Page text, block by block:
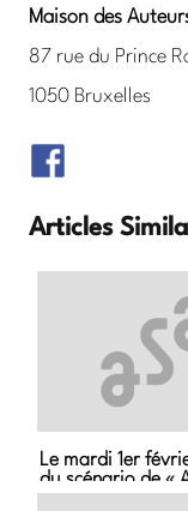
Maison des
87 rue du Prince
1050 Bruxelles
Articles
Le mardi 1er
du scénario de «
it gets »